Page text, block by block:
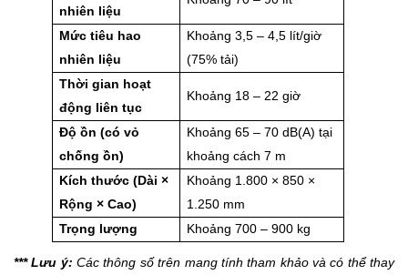
nhiên liệu
Mức tiêu hao
nhiên liệu
Khoảng 3,5 – 4,5 lít/giờ
(75% tải)
Thời gian hoạt
động liên tục
Khoảng 18 – 22 giờ
Độ ồn (có vỏ
chống ồn)
Khoảng 65 – 70 dB(A) tại
khoảng cách 7 m
Kích thước (Dài ×
Rộng × Cao)
Khoảng 1.800 × 850 ×
1.250 mm
Trọng lượng
Khoảng 700 – 900 kg
*** Lưu ý: Các thông số trên mang tính tham khảo và có thể thay